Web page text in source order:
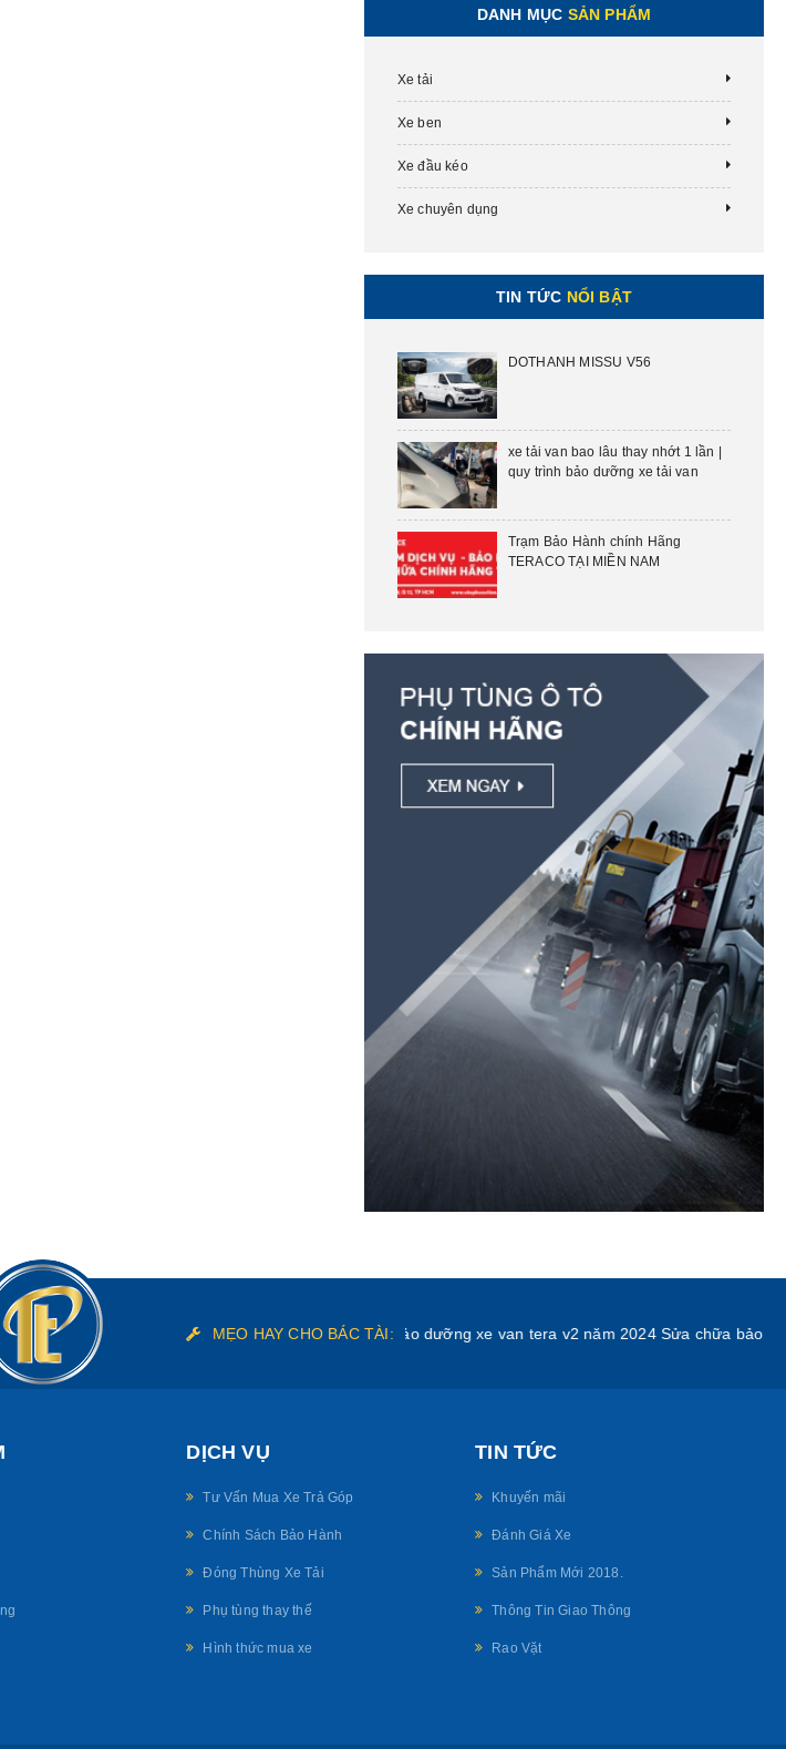
DANH MỤC SẢN PHẨM
Xe tải
Xe ben
Xe đầu kéo
Xe chuyên dụng
TIN TỨC NỔI BẬT
DOTHANH MISSU V56
xe tải van bao lâu thay nhớt 1 lần |
quy trình bảo dưỡng xe tải van
Trạm Bảo Hành chính Hãng
TERACO TẠI MIỀN NAM
MẸO HAY CHO BÁC TÀI:
Sữa chữa bảo dưỡng xe van tera v2 năm 2024 Sửa chữa bảo hành xe tải
DỊCH VỤ
Tư Vấn Mua Xe Trả Góp
Chính Sách Bảo Hành
Đóng Thùng Xe Tải
Phụ tùng thay thế
Hình thức mua xe
TIN TỨC
Khuyến mãi
Đánh Giá Xe
Sản Phẩm Mới 2018.
Thông Tin Giao Thông
Rao Vặt